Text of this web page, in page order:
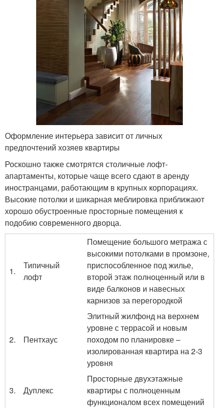
Оформление интерьера зависит от личных
предпочтений хозяев квартиры
Роскошно также смотрятся столичные лофт-
апартаменты, которые чаще всего сдают в аренду
иностранцами, работающим в крупных корпорациях.
Высокие потолки и шикарная меблировка приближают
хорошо обустроенные просторные помещения к
подобию современного дворца.
1.
Типичный
лофт
Помещение большого метража с
высокими потолками в промзоне,
приспособленное под жилье,
второй этаж полноценный или в
виде балконов и навесных
карнизов за перегородкой
2. Пентхаус
Элитный жилфонд на верхнем
уровне с террасой и новым
походом по планировке –
изолированная квартира на 2-3
уровня
3. Дуплекс
Просторные двухэтажные
квартиры с полноценным
функционалом всех помещений